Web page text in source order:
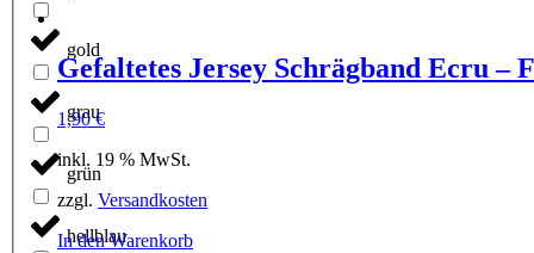
gold
grau
grün
hellblau
Gefaltetes Jersey Schrägband Ecru –
1,90€
inkl. 19 % MwSt.
zzgl. Versandkosten
In den Warenkorb